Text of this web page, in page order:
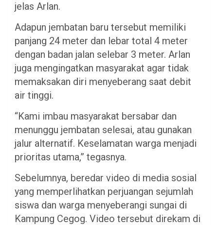
jelas Arlan.
Adapun jembatan baru tersebut memiliki
panjang 24 meter dan lebar total 4 meter
dengan badan jalan selebar 3 meter. Arlan
juga mengingatkan masyarakat agar tidak
memaksakan diri menyeberang saat debit
air tinggi.
“Kami imbau masyarakat bersabar dan
menunggu jembatan selesai, atau gunakan
jalur alternatif. Keselamatan warga menjadi
prioritas utama,” tegasnya.
Sebelumnya, beredar video di media sosial
yang memperlihatkan perjuangan sejumlah
siswa dan warga menyeberangi sungai di
Kampung Cegog. Video tersebut direkam di